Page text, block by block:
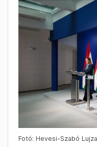
Fotó: Hevesi-Szabó